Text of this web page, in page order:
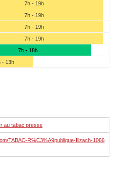
7h - 19h
7h - 19h
7h - 19h
7h - 19h
7h - 18h
- 13h
au tabac presse
TABAC-R%C3%A9publique-Illzach-1066